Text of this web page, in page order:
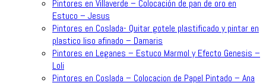
Pintores en Villaverde – Colocación de pan de oro en
Estuco – Jesus
Pintores en Coslada- Quitar gotele plastificado y pintar en
plastico liso afinado – Damaris
Pintores en Leganes – Estuco Marmol y Efecto Genesis –
Loli
Pintores en Coslada – Colocacion de Papel Pintado – Ana